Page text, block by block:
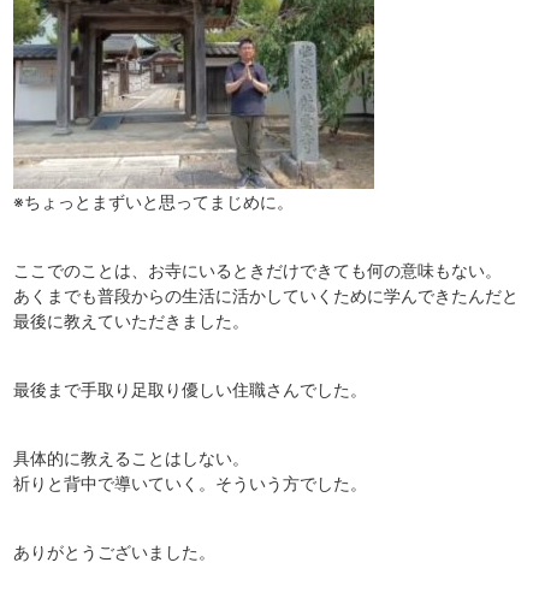
※ちょっとまずいと思ってまじめに。
ここでのことは、お寺にいるときだけできても何の意味もない。
あくまでも普段からの生活に活かしていくために学んできたんだと
最後に教えていただきました。
最後まで手取り足取り優しい住職さんでした。
具体的に教えることはしない。
祈りと背中で導いていく。そういう方でした。
ありがとうございました。